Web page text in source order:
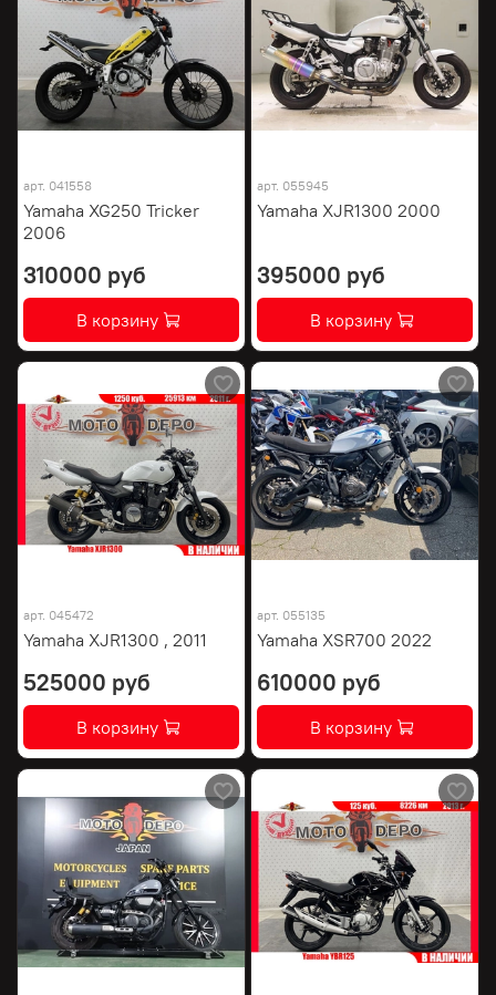
арт. 041558
Yamaha XG250 Tricker
2006
310000 руб
В корзину
арт. 055945
Yamaha XJR1300 2000
395000 руб
В корзину
арт. 045472
Yamaha XJR1300 , 2011
525000 руб
В корзину
арт. 055135
Yamaha XSR700 2022
610000 руб
В корзину